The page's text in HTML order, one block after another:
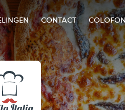
CONTACT